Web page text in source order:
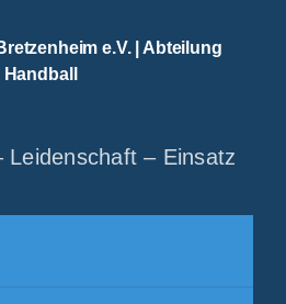
e.V. | Abteilung
Handball
Leidenschaft – Einsatz